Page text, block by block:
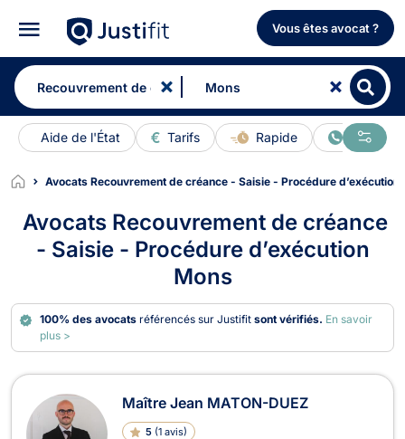
Vous êtes avocat ?
Aide de l'État Tarifs Rapide En ligne
Avocats Recouvrement de créance - Saisie - Procédure d’exécution
Avocats Recouvrement de créance
- Saisie - Procédure d’exécution
Mons
100% des avocats référencés sur Justifitsont vérifiés. En savoir
plus >
Avocats en Recouvrement de
Maître Jean MATON-DUEZ
5 (1 avis)